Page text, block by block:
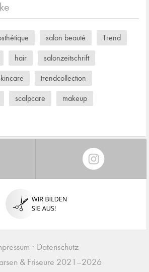
salon beauté Trend
hair salonzeitschrift
trendcollection
scalpcare makeup
Datenschutz
& Friseure 2021–2026